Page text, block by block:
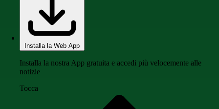
Installa la Web App
Installa la nostra App gratuita e accedi più velocemente alle
notizie
Tocca